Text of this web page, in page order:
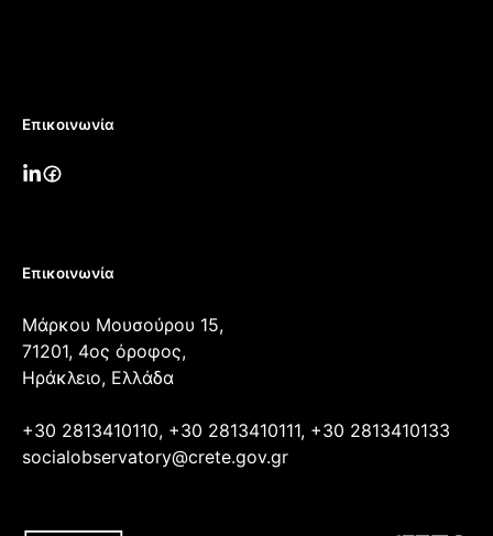
Επικοινωνία
Επικοινωνία
Μάρκου Μουσούρου 15,
71201, 4ος όροφος,
Ηράκλειο, Ελλάδα
+30 2813410110, +30 2813410111, +30 2813410133
socialobservatory@crete.gov.gr